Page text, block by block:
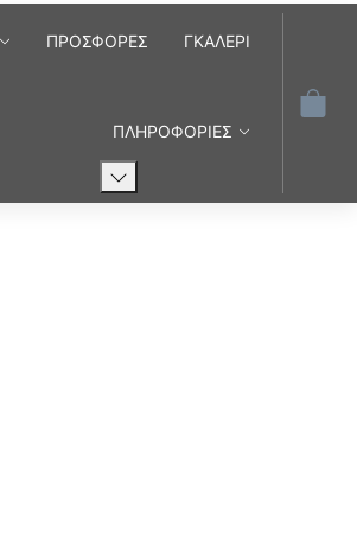
ΠΡΟΣΦΟΡΕΣ ΓΚΑΛΕΡΙ
ΠΛΗΡΟΦΟΡΙΕΣ